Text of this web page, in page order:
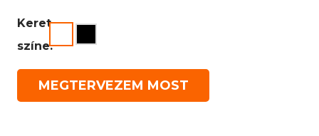
Keret
színe:
MEGTERVEZEM MOST